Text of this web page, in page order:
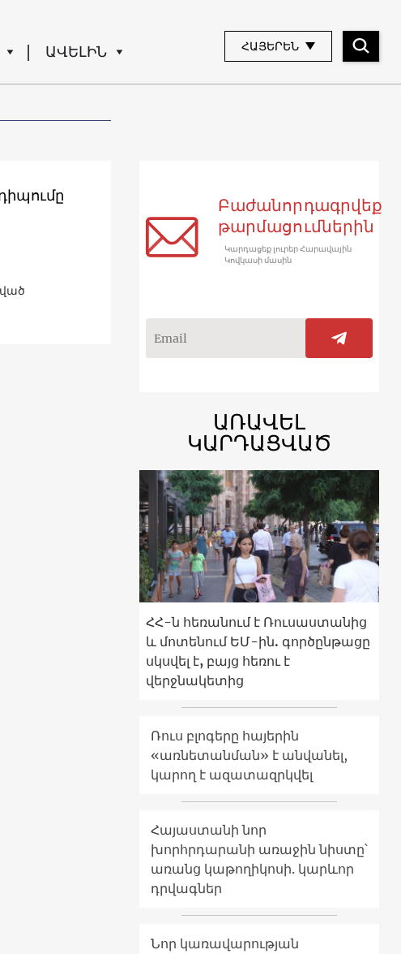
ԱՎԵԼԻՆ ՀԱՅԵՐԵՆ
Բաժանորդագրվեք
թարմացումներին
Կարդացեք լուրեր Հարավային
Կովկասի մասին
ԱՌԱՎԵԼ
ԿԱՐԴԱՑՎԱԾ
ՀՀ-ն հեռանում է Ռուսաստանից
և մոտենում ԵՄ-ին. գործընթացը
սկսվել է, բայց հեռու է
վերջնակետից
Ռուս բլոգերը հայերին
«առնետանման» է անվանել,
կարող է ազատազրկվել
Հայաստանի նոր
խորհրդարանի առաջին նիստը՝
առանց կաթողիկոսի. կարևոր
դրվագներ
Նոր կառավարության